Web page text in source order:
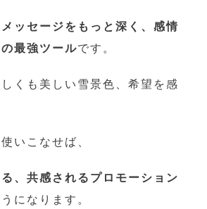
ッセージをもっと深く、感情
最強ツールです。
くも美しい雪景色、希望を感
いこなせば、
、共感されるプロモーション
になります。